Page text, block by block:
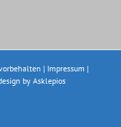
| Impressum |
by Asklepios